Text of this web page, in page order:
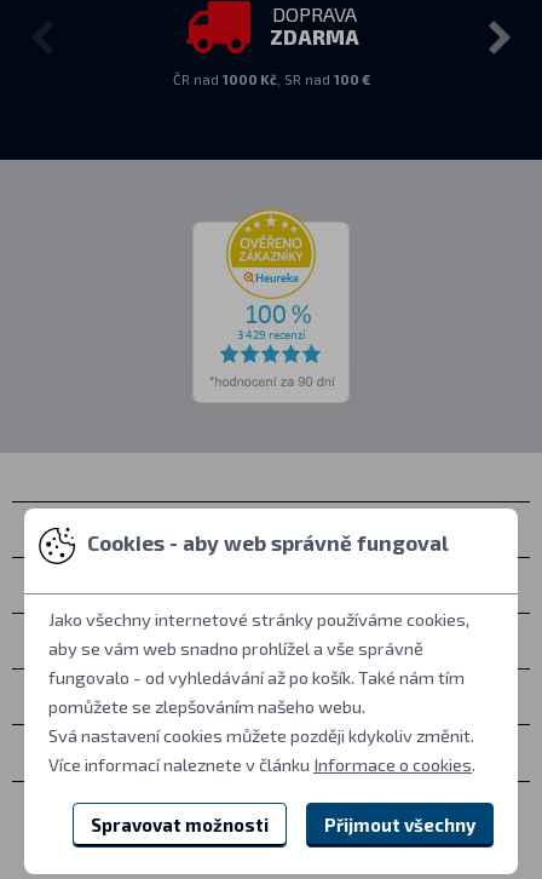
DOPRAVA
ZDARMA
ČR nad 1000 Kč, SR nad 100 €
Kontakty
Vše o nákupu
Další informace
Ostatní
Cookies - aby web správně fungoval
Jako všechny internetové stránky používáme cookies,
aby se vám web snadno prohlížel a vše správně
fungovalo - od vyhledávání až po košík. Také nám tím
pomůžete se zlepšováním našeho webu.
Svá nastavení cookies můžete později kdykoliv změnit.
Více informací naleznete v článku Informace o cookies.
Spravovat možnosti Přijmout všechny